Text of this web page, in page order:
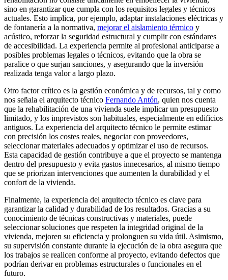
sino en garantizar que cumpla con los requisitos legales y técnicos
actuales. Esto implica, por ejemplo, adaptar instalaciones eléctricas y
de fontanería a la normativa, mejorar el aislamiento térmico y
acústico, reforzar la seguridad estructural y cumplir con estándares
de accesibilidad. La experiencia permite al profesional anticiparse a
posibles problemas legales o técnicos, evitando que la obra se
paralice o que surjan sanciones, y asegurando que la inversión
realizada tenga valor a largo plazo.
Otro factor crítico es la gestión económica y de recursos, tal y como
nos señala el arquitecto técnico Fernando Antón, quien nos cuenta
que la rehabilitación de una vivienda suele implicar un presupuesto
limitado, y los imprevistos son habituales, especialmente en edificios
antiguos. La experiencia del arquitecto técnico le permite estimar
con precisión los costes reales, negociar con proveedores,
seleccionar materiales adecuados y optimizar el uso de recursos.
Esta capacidad de gestión contribuye a que el proyecto se mantenga
dentro del presupuesto y evita gastos innecesarios, al mismo tiempo
que se priorizan intervenciones que aumenten la durabilidad y el
confort de la vivienda.
Finalmente, la experiencia del arquitecto técnico es clave para
garantizar la calidad y durabilidad de los resultados. Gracias a su
conocimiento de técnicas constructivas y materiales, puede
seleccionar soluciones que respeten la integridad original de la
vivienda, mejoren su eficiencia y prolonguen su vida útil. Asimismo,
su supervisión constante durante la ejecución de la obra asegura que
los trabajos se realicen conforme al proyecto, evitando defectos que
podrían derivar en problemas estructurales o funcionales en el
futuro.